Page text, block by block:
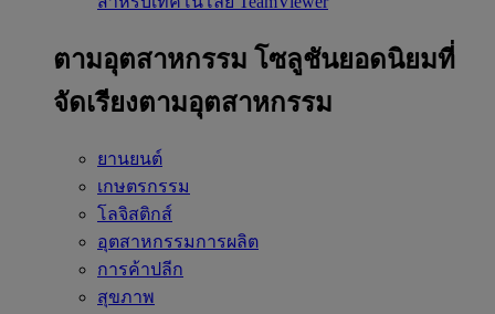
ตามอุตสาหกรรม โซลูชันยอดนิยมที่
จัดเรียงตามอุตสาหกรรม
ยานยนต์
เกษตรกรรม
โลจิสติกส์
อุตสาหกรรมการผลิต
การค้าปลีก
สุขภาพ